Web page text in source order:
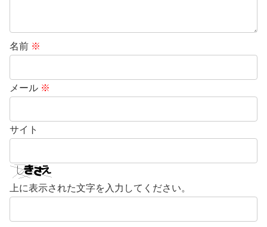
名前 ※
メール ※
サイト
上に表示された文字を入力してください。